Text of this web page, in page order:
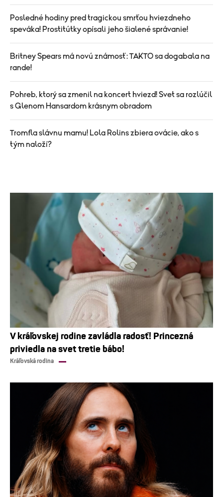
Posledné hodiny pred tragickou smrťou hviezdneho
speváka! Prostitútky opísali jeho šialené správanie!
Britney Spears má novú známosť: TAKTO sa dogabala na
rande!
Pohreb, ktorý sa zmenil na koncert hviezd! Svet sa rozlúčil
s Glenom Hansardom krásnym obradom
Tromfla slávnu mamu! Lola Rolins zbiera ovácie, ako s
tým naloží?
V kráľovskej rodine zavládla radosť! Princezná
priviedla na svet tretie bábo!
Kráľovská rodina